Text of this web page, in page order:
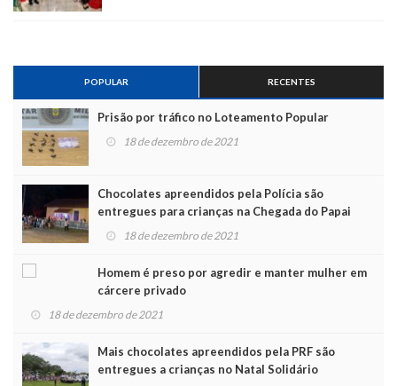
POPULAR RECENTES
Prisão por tráfico no Loteamento Popular
18 de dezembro de 2021
Chocolates apreendidos pela Polícia são
entregues para crianças na Chegada do Papai
Noel 18 de dezembro de 2021
Homem é preso por agredir e manter mulher em
cárcere privado
18 de dezembro de 2021
Mais chocolates apreendidos pela PRF são
entregues a crianças no Natal Solidário